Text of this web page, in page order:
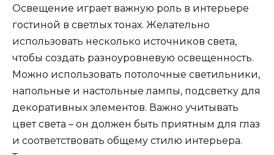
Освещение играет важную роль в интерьере
гостиной в светлых тонах. Желательно
использовать несколько источников света,
чтобы создать разноуровневую освещенность.
Можно использовать потолочные светильники,
напольные и настольные лампы, подсветку для
декоративных элементов. Важно учитывать
цвет света – он должен быть приятным для глаз
и соответствовать общему стилю интерьера.